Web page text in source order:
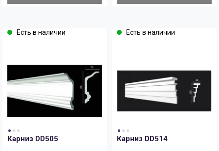
Есть в наличии
Карниз DD505
Есть в наличии
Карниз DD514